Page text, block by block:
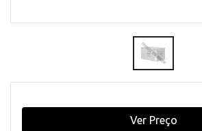
Ver Preço